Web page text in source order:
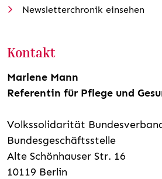
Newsletterchronik einsehen
Kontakt
Marlene Mann
Referentin für Pflege und
Volkssolidarität
Bundesgeschäftsstelle
Alte Schönhauser Str. 16
10119 Berlin